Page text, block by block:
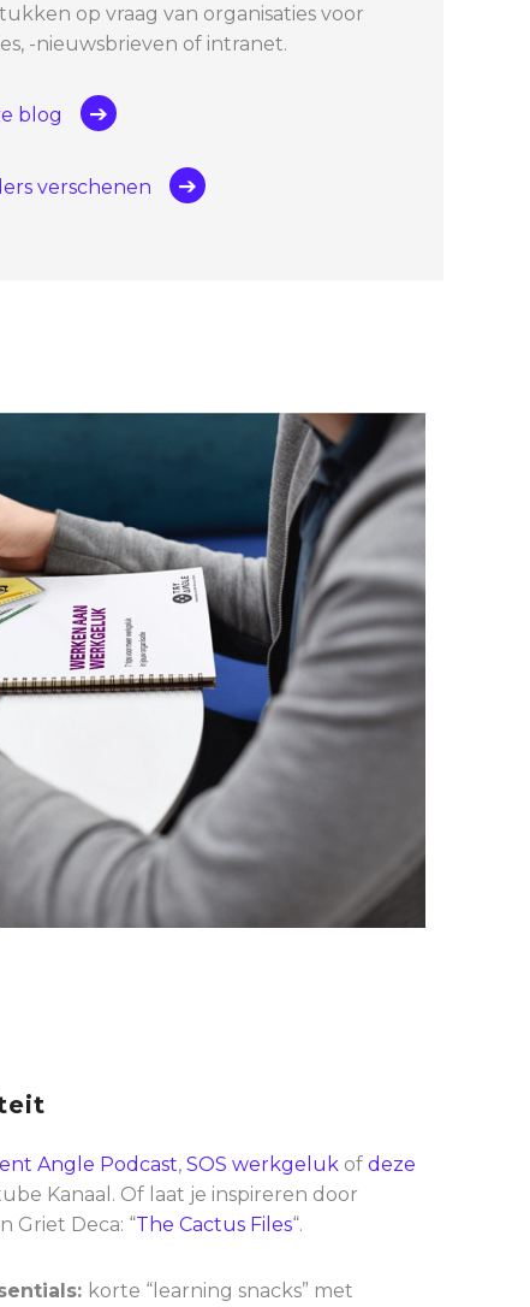
op vraag van organisaties voor
-nieuwsbrieven of intranet.
blog
verschenen
Angle Podcast, SOS werkgeluk of deze
Kanaal. Of laat je inspireren door
Griet Deca: “The Cactus Files“.
korte “learning snacks” met